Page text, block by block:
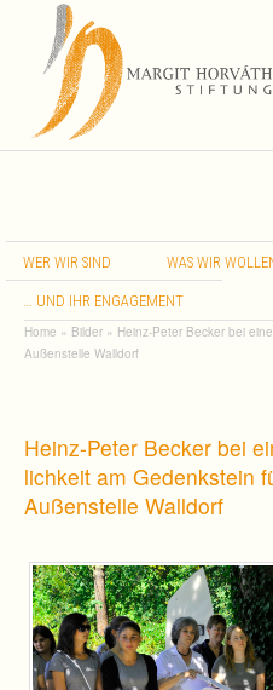
WER WIR SIND WAS WIR
UND IHR ENGAGEMENT
Home » Bilder » Heinz-Peter Becker bei
Außenstelle Walldorf
Heinz-Peter Becker bei
lich­keit am Gedenk­stein
Außenstelle Walldorf